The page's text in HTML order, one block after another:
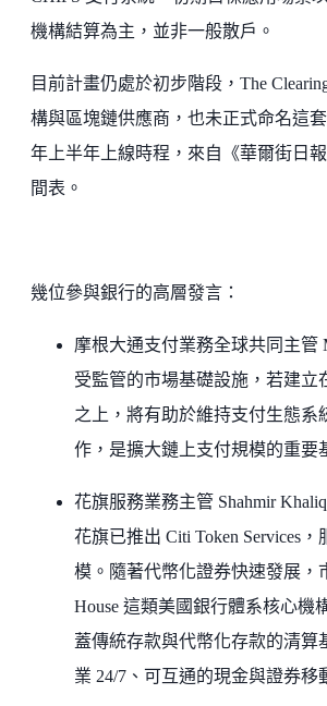
機構結算為主，並非一般散戶。
目前計畫仍處於初步階段，The
構與區塊鏈供應商，也未正式命名這
年上半年上線時程，來自《華爾街日
間表。
幾位參與銀行的高層發言：
摩根大通支付業務全球共同主管
受監管的市場基礎設施，若建立
之上，將有助於維持支付生態系
作，是擴大鏈上支付規模的重要
花旗服務業務主管 Shahmir Khaliq
花旗已推出 Citi Token Services
模。隨著代幣化證券快速發展，
House 這類美國銀行體系核心機
蓋傳統存款與代幣化存款的清算
業 24/7、可互通的現金與證券移